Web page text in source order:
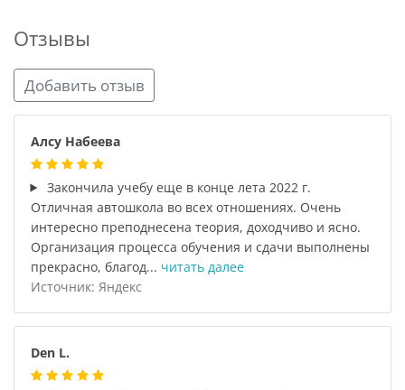
Отзывы
Добавить отзыв
Алсу Набеева
Закончила учебу еще в конце лета 2022 г.
Отличная автошкола во всех отношениях. Очень
интересно преподнесена теория, доходчиво и ясно.
Организация процесса обучения и сдачи выполнены
прекрасно, благод... читать далее
Источник: Яндекс
Den L.